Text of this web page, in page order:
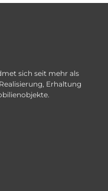
sich seit mehr als
Erhaltung